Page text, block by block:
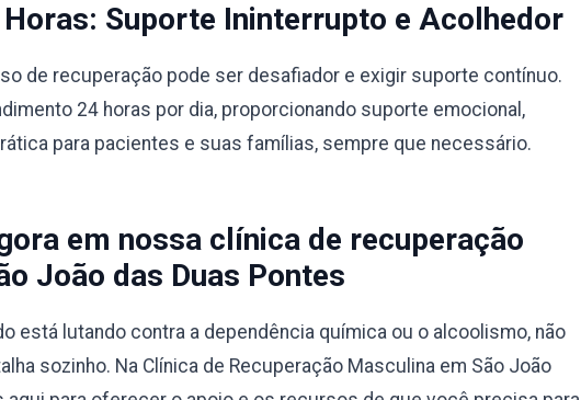
Suporte Ininterrupto e Acolhedor
de recuperação pode ser desafiador e exigir suporte contínuo.
24 horas por dia, proporcionando suporte emocional,
para pacientes e suas famílias, sempre que necessário.
em nossa clínica de recuperação
João das Duas Pontes
está lutando contra a dependência química ou o alcoolismo, não
sozinho. Na Clínica de Recuperação Masculina em São João